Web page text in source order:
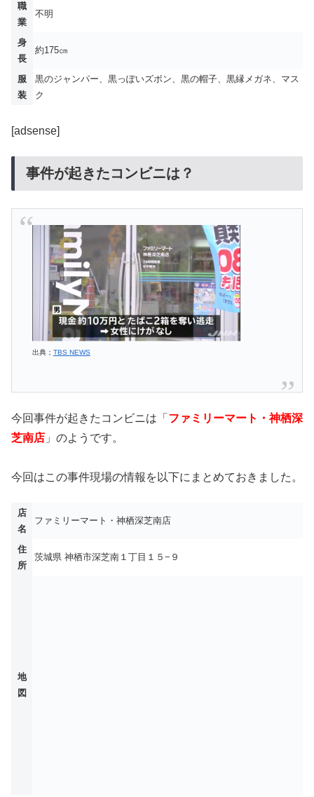
職
業
不明
身
長
約175㎝
服
装
黒のジャンパー、黒っぽいズボン、黒の帽子、黒縁メガネ、マス
ク
[adsense]
事件が起きたコンビニは？
出典； TBS NEWS
今回事件が起きたコンビニは「 ファミリーマート・神栖深
芝南店 」のようです。
今回はこの事件現場の情報を以下にまとめておきました。
店
名
ファミリーマート・神栖深芝南店
住
所
茨城県 神栖市深芝南１丁目１５−９
地
図